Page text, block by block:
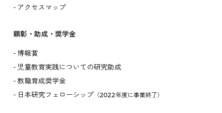
アクセスマップ
顕彰・助成・奨学金
博報賞
児童教育実践についての研究助成
教職育成奨学金
日本研究フェローシップ（2022年度に事業終了）